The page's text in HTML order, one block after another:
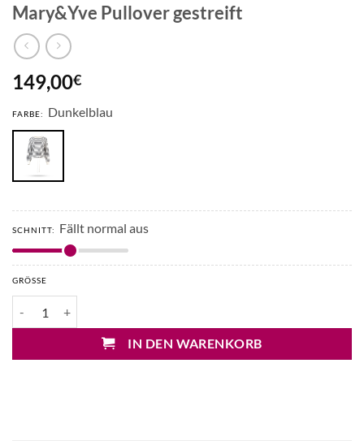
Mary&Yve Pullover gestreift
149,00€
FARBE: Dunkelblau
SCHNITT: Fällt normal aus
GRÖSSE
IN DEN WARENKORB